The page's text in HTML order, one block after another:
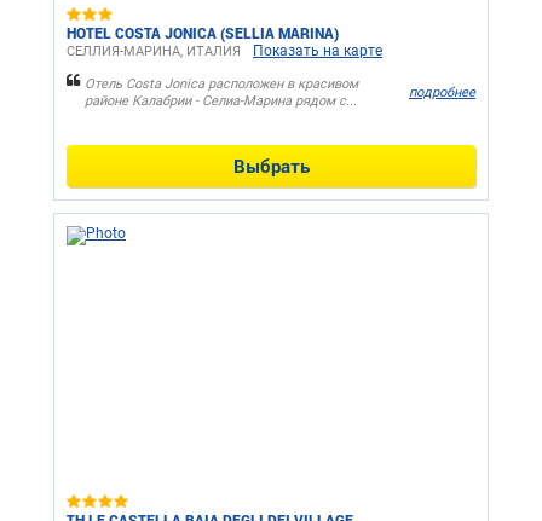
HOTEL COSTA JONICA (SELLIA MARINA)
СЕЛЛИЯ-МАРИНА, ИТАЛИЯ Показать на карте
Отель Costa Jonica расположен в красивом
районе Калабрии - Селиа-Марина рядом с...
подробнее
Выбрать